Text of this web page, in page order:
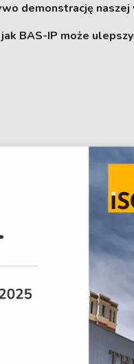
demonstrację
BAS-IP może